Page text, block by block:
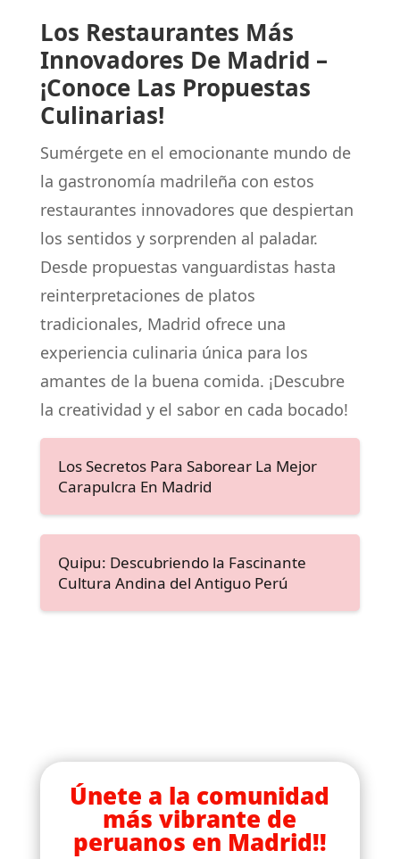
Los Restaurantes Más
Innovadores De Madrid –
¡Conoce Las Propuestas
Culinarias!
Sumérgete en el emocionante mundo de
la gastronomía madrileña con estos
restaurantes innovadores que despiertan
los sentidos y sorprenden al paladar.
Desde propuestas vanguardistas hasta
reinterpretaciones de platos
tradicionales, Madrid ofrece una
experiencia culinaria única para los
amantes de la buena comida. ¡Descubre
la creatividad y el sabor en cada bocado!
Los Secretos Para Saborear La Mejor
Carapulcra En Madrid
Quipu: Descubriendo la Fascinante
Cultura Andina del Antiguo Perú
Únete a la comunidad
más vibrante de
peruanos en Madrid!!